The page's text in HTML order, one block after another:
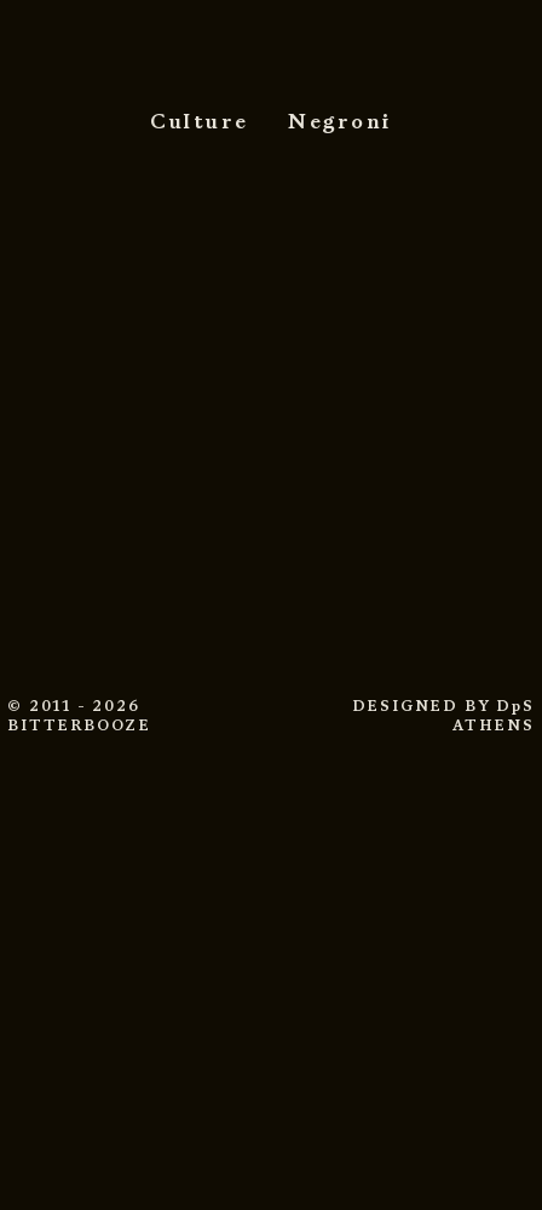
Culture Negroni
© 2011 - 2026
BITTERBOOZE
DESIGNED BY DpS
ATHENS